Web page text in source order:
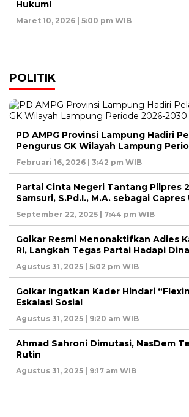
Hukum!
Maret 10, 2026 | 5:00 pm WIB
POLITIK
PD AMPG Provinsi Lampung Hadiri
Pengurus GK Wilayah Lampung
Februari 16, 2026 | 3:42 pm WIB
Partai Cinta Negeri Tantang Pilpres
Samsuri, S.Pd.I., M.A. sebagai
September 22, 2025 | 7:44 pm WIB
Golkar Resmi Menonaktifkan Adies
RI, Langkah Tegas Partai Hadapi
Agustus 31, 2025 | 5:02 pm WIB
Golkar Ingatkan Kader Hindari
Eskalasi Sosial
Agustus 31, 2025 | 9:20 am WIB
Ahmad Sahroni Dimutasi, NasDem
Rutin
Agustus 31, 2025 | 9:17 am WIB